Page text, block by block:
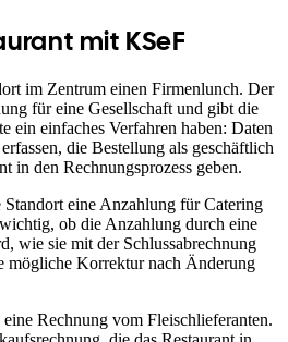
mit KSeF
im Zentrum einen Firmenlunch. Der
für eine Gesellschaft und gibt die
ein einfaches Verfahren haben: Daten
die Bestellung als geschäftlich
in den Rechnungsprozess geben.
eine Anzahlung für Catering
ob die Anzahlung durch eine
wie sie mit der Schlussabrechnung
mögliche Korrektur nach Änderung
Rechnung vom Fleischlieferanten.